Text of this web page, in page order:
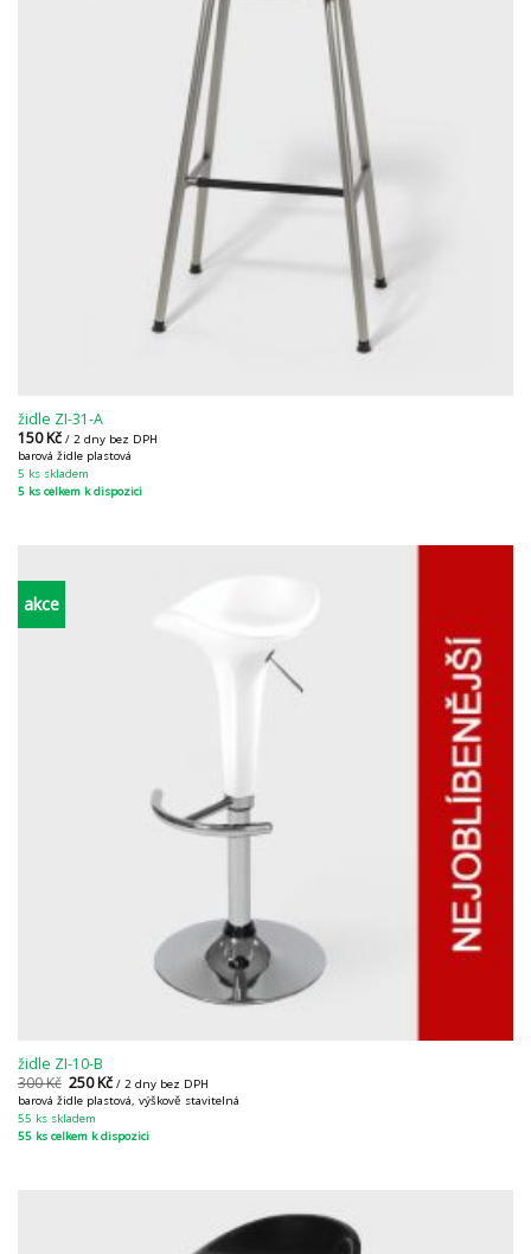
židle ZI-31-A
150Kč / 2 dny bez DPH
barová židle plastová
5 ks skladem
5 ks celkem k dispozici
akce
židle ZI-10-B
300Kč 250Kč / 2 dny bez DPH
barová židle plastová, výškově stavitelná
55 ks skladem
55 ks celkem k dispozici